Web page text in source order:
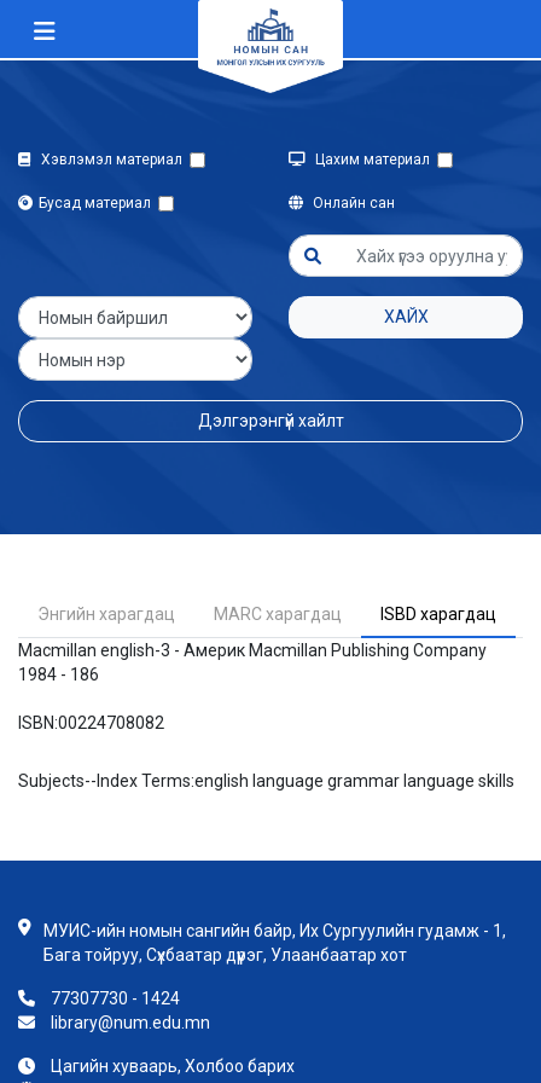
Хэвлэмэл материал Цахим материал
Бусад материал Онлайн сан
ХАЙХ
Дэлгэрэнгүй хайлт
Энгийн харагдац MARC харагдац
ISBD харагдац
Macmillan english-3 - Америк Macmillan Publishing Company
1984 - 186
ISBN:00224708082
Subjects--Index Terms:english language grammar language skills
МУИС-ийн номын сангийн байр, Их Сургуулийн гудамж - 1,
Бага тойруу, Сүхбаатар дүүрэг, Улаанбаатар хот
77307730 - 1424
library@num.edu.mn
Цагийн хуваарь, Холбоо барих